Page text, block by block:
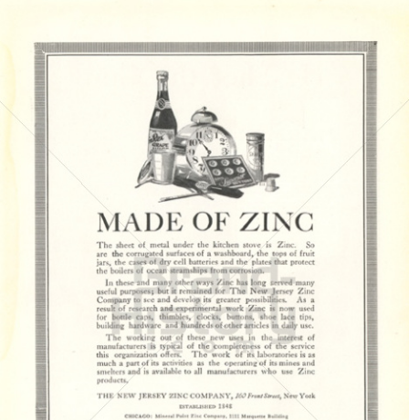
THE NEW JERSEY ZINC COMPANY
THE NEW JERSEY ZINC COMPANY
1919